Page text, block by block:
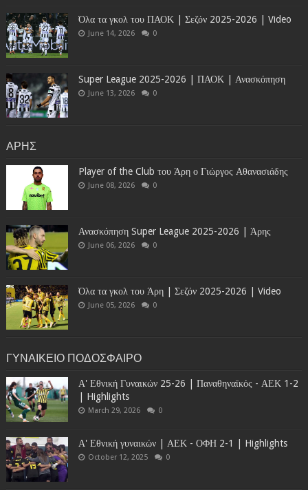
Όλα τα γκολ του ΠΑΟΚ | Σεζόν 2025-2026 | Video
June 14, 2026 0
Super League 2025-2026 | ΠΑΟΚ | Ανασκόπηση
June 13, 2026 0
ΑΡΗΣ
Player of the Club του Άρη ο Γιώργος Αθανασιάδης
June 08, 2026 0
Ανασκόπηση Super League 2025-2026 | Άρης
June 06, 2026 0
Όλα τα γκολ του Άρη | Σεζόν 2025-2026 | Video
June 05, 2026 0
ΓΥΝΑΙΚΕΙΟ ΠΟΔΟΣΦΑΙΡΟ
Α' Εθνική Γυναικών 25-26 | Παναθηναϊκός - ΑΕΚ 1-2
| Highlights
March 29, 2026 0
Α' Εθνική γυναικών | ΑΕΚ - ΟΦΗ 2-1 | Highlights
October 12, 2025 0